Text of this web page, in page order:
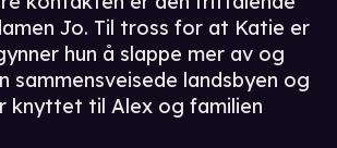
Jo. Til tross for at Katie er
hun å slappe mer av og
sammensveisede landsbyen og
knyttet til Alex og familien